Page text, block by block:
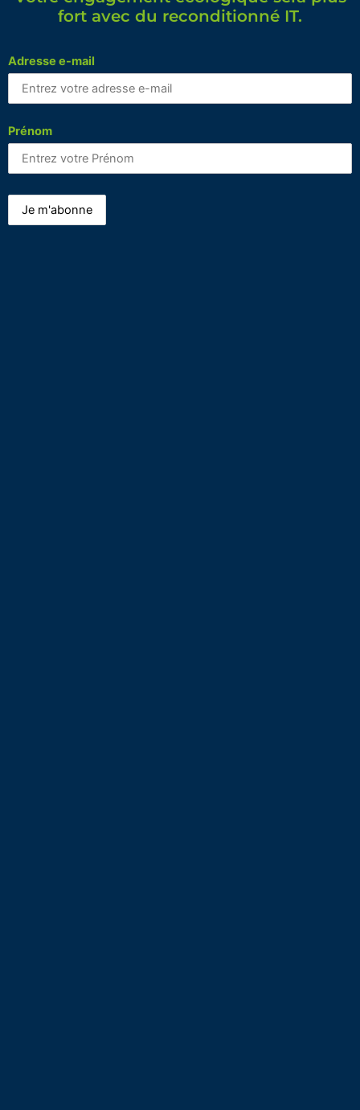
fort avec du reconditionné IT.
Adresse e-mail
Prénom